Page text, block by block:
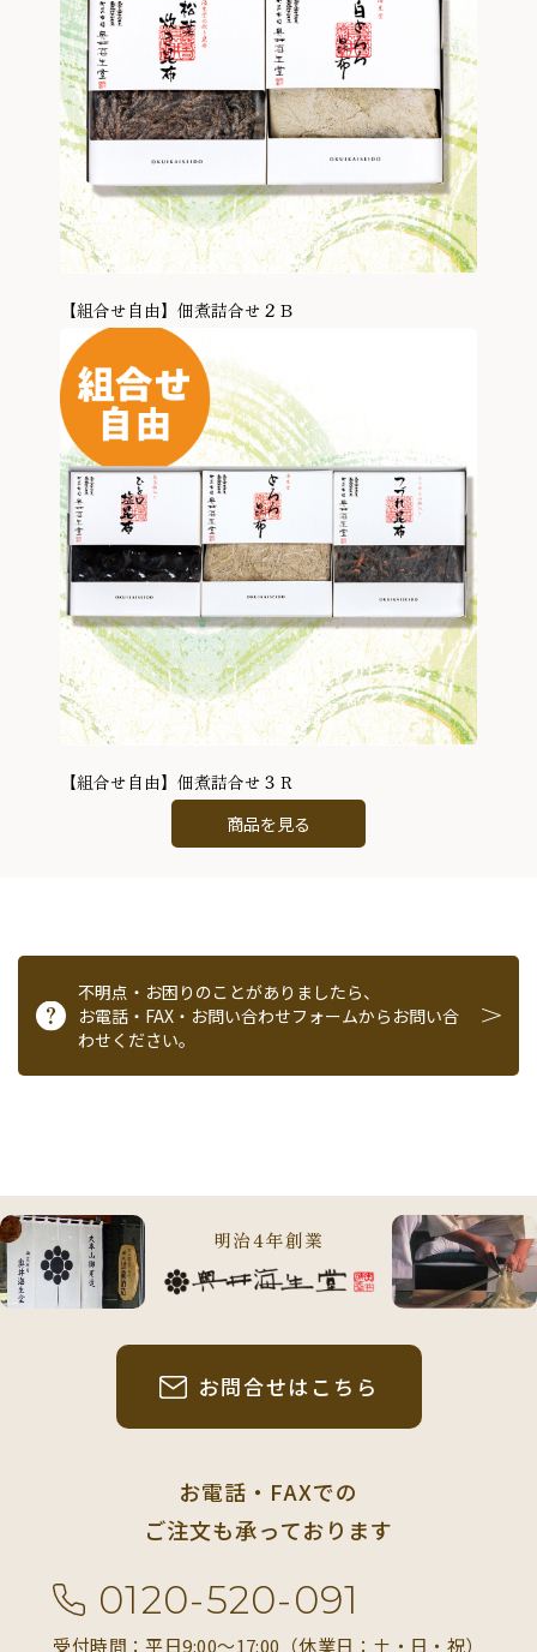
【組合せ自由】佃煮詰合せ２Ｂ
【組合せ自由】佃煮詰合せ３Ｒ
商品を見る
不明点・お困りのことがありましたら、
お電話・FAX・お問い合わせフォームからお問い合
わせください。
明治4年創業
お問合せはこちら
お電話・FAXでの
ご注文も承っております
0120-520-091
受付時間：平日9:00〜17:00（休業日：土・日・祝）